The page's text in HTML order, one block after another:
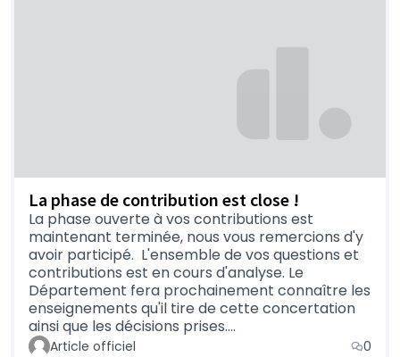
La phase de contribution est close !
La phase ouverte à vos contributions est
maintenant terminée, nous vous remercions d'y
avoir participé. L'ensemble de vos questions et
contributions est en cours d'analyse. Le
Département fera prochainement connaître les
enseignements qu'il tire de cette concertation
ainsi que les décisions prises.…
Article officiel 0